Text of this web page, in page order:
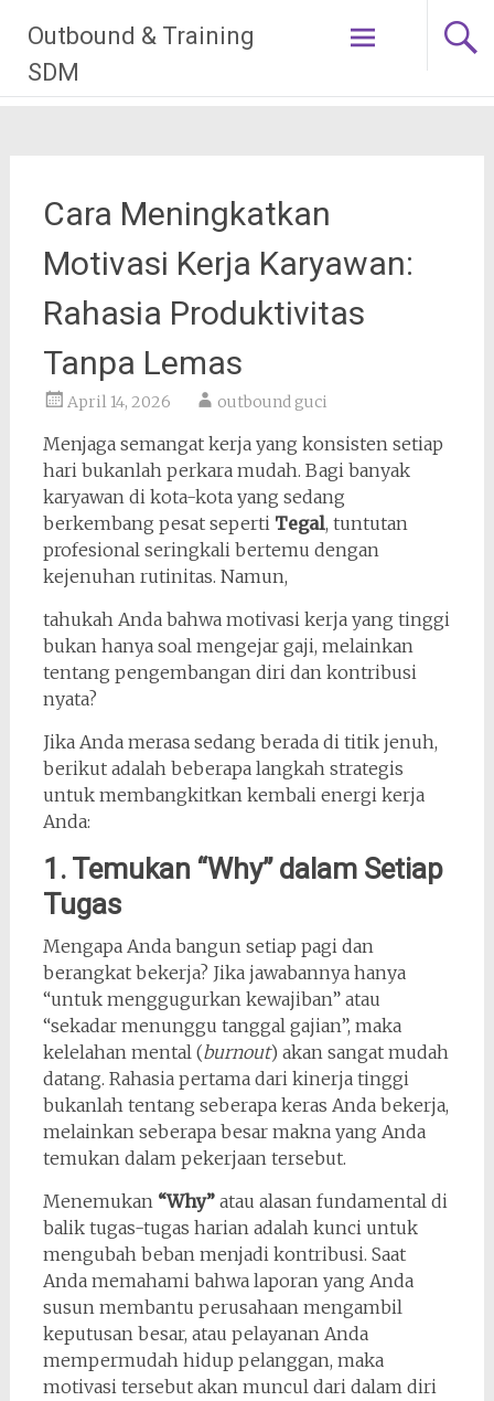
konten
Outbound & Training
SDM
Cara Meningkatkan
Motivasi Kerja Karyawan:
Rahasia Produktivitas
Tanpa Lemas
April 14, 2026 outbound guci
Menjaga semangat kerja yang konsisten setiap
hari bukanlah perkara mudah. Bagi banyak
karyawan di kota-kota yang sedang
berkembang pesat seperti Tegal, tuntutan
profesional seringkali bertemu dengan
kejenuhan rutinitas. Namun,
tahukah Anda bahwa motivasi kerja yang tinggi
bukan hanya soal mengejar gaji, melainkan
tentang pengembangan diri dan kontribusi
nyata?
Jika Anda merasa sedang berada di titik jenuh,
berikut adalah beberapa langkah strategis
untuk membangkitkan kembali energi kerja
Anda:
1. Temukan “Why” dalam Setiap
Tugas
Mengapa Anda bangun setiap pagi dan
berangkat bekerja? Jika jawabannya hanya
“untuk menggugurkan kewajiban” atau
“sekadar menunggu tanggal gajian”, maka
kelelahan mental (burnout) akan sangat mudah
datang. Rahasia pertama dari kinerja tinggi
bukanlah tentang seberapa keras Anda bekerja,
melainkan seberapa besar makna yang Anda
temukan dalam pekerjaan tersebut.
Menemukan “Why”atau alasan fundamental di
balik tugas-tugas harian adalah kunci untuk
mengubah beban menjadi kontribusi. Saat
Anda memahami bahwa laporan yang Anda
susun membantu perusahaan mengambil
keputusan besar, atau pelayanan Anda
mempermudah hidup pelanggan, maka
motivasi tersebut akan muncul dari dalam diri